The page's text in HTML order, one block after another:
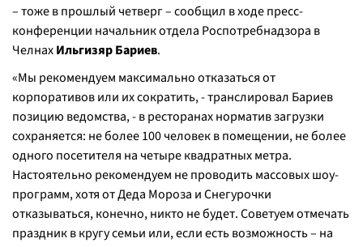
– тоже в прошлый четверг – сообщил в ходе пресс-
конференции начальник отдела Роспотребнадзора в
ЧелнахИльгизяр Бариев.
«Мы рекомендуем максимально отказаться от
корпоративов или их сократить, -транслировал Бариев
позицию ведомства,- в ресторанах норматив загрузки
сохраняется: не более 100 человек в помещении, не более
одного посетителя на четыре квадратных метра.
Настоятельно рекомендуем не проводить массовых шоу-
программ, хотя от Деда Мороза и Снегурочки
отказываться, конечно, никто не будет. Советуем отмечать
праздник в кругу семьи или, если есть возможность – на